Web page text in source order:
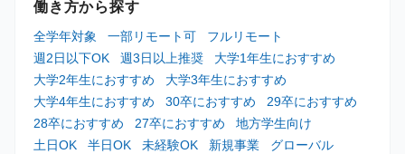
働き方から探す
全学年対象 一部リモート可
フルリモート
週2日以下OK
週3日以上推奨
大学1年生におすすめ
大学2年生におすすめ
大学3年生におすすめ
大学4年生におすすめ
30卒におすすめ
29卒におすすめ
28卒におすすめ
27卒におすすめ
地方学生向け
土日OK
半日OK 未経験OK 新規事業
グローバル